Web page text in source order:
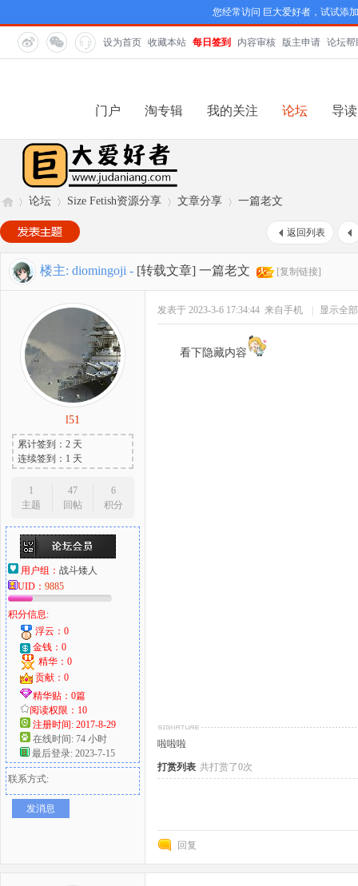
您经常访问 巨大爱好者，试试添
设为首页 收藏本站 每日签到 内容审核 版主申请 论坛帮
门户 淘专辑 我的关注 论坛 导读
巨
爱
好
»
论坛
›
Size Fetish资源分享
›
文章分享
›
一篇老文
返回列表
楼主: diomingoji - [转载文章] 一篇老文 [复制链接]
l51
累计签到：2 天
连续签到：1 天
1
主题
47
回帖
6
积分
用户组： 战斗矮人
UID： 9885
积分信息:
浮云：0
金钱：0
精华：0
贡献：0
精华贴：0篇
阅读权限：10
注册时间: 2017-8-29
在线时间: 74 小时
最后登录: 2023-7-15
联系方式:
发消息
发表于 2023-3-6 17:34:44 来自手机 显示全
看下隐藏内容
啦啦啦
打赏列表 共打赏了0次
回复